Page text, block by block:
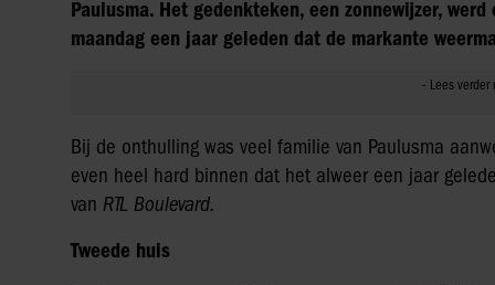
Paulusma. Het gedenkteken, een zonnewijzer,
maandag een jaar geleden dat de markante
Bij de onthulling was veel familie van Paulusma
even heel hard binnen dat het alweer een jaar
van RTL Boulevard.
Tweede huis